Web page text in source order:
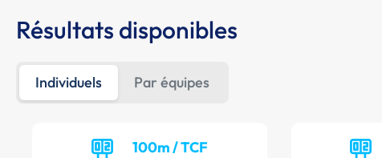
Résultats disponibles
Individuels Par équipes
100m / TCF